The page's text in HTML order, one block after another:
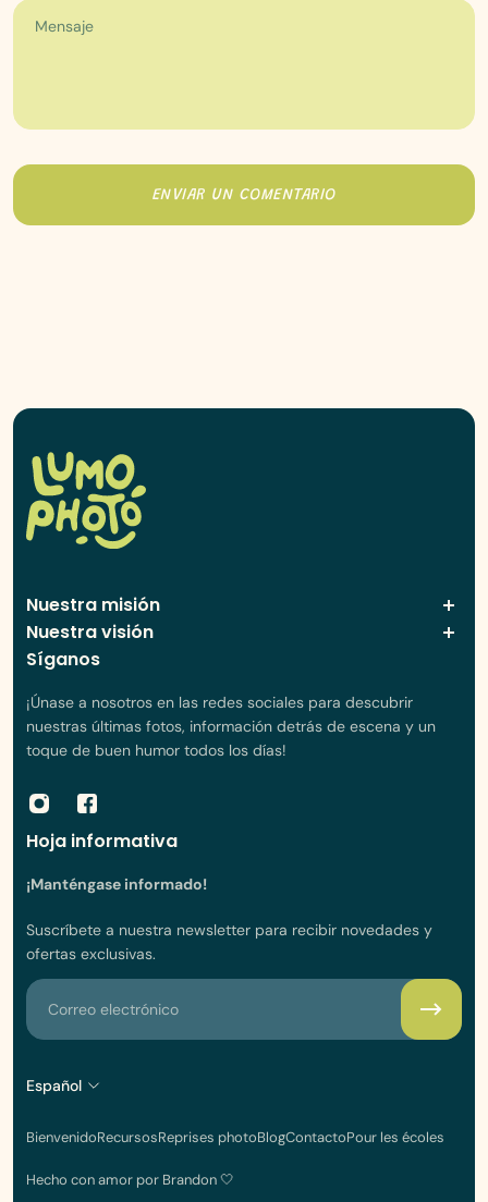
ENVIAR UN COMENTARIO
Nuestra misión
Nuestra visión
Síganos
¡Únase a nosotros en las redes sociales para descubrir
nuestras últimas fotos, información detrás de escena y un
toque de buen humor todos los días!
Hoja informativa
¡Manténgase informado!
Suscríbete a nuestra newsletter para recibir novedades y
ofertas exclusivas.
Correo electrónico
Español
BienvenidoRecursosReprises photoBlogContactoPour les écoles
Hecho con amor por Brandon 🤍